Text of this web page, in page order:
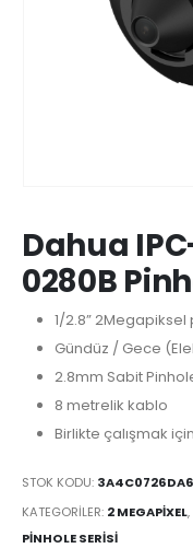
Dahua
0280B
1/2.8” 2Megapiksel
Gündüz / Gece
2.8mm Sabit
8 metrelik kablo
Birlikte çalışmak
STOK KODU:
KATEGORILER: 2 MEGAPIXEL,
PINHOLE SERISI